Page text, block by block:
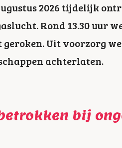
2026 tijdelijk
Rond 13.30 uur
geroken. Uit voorzorg
achterlaten.
bij